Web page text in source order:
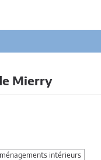
Mierry
intérieurs